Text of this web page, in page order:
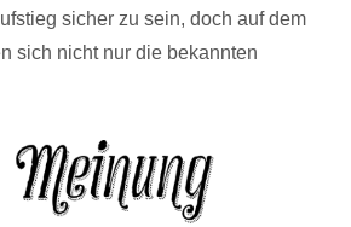
sicher zu sein, doch auf dem
sich nicht nur die bekannten